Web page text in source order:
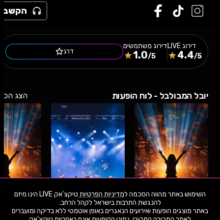
השימוש באתר מהווה הסכמה למדיניות הפרטיות
טיקצ'אק LIVE הינו מיזם
באתר מוצגים הופעות ואירועים הנאגרים באופן אוטמטי ללא בדיקה ומועברים
הקשב
דירוג
4.4/5
דירוג משתמשים
1.0/5
דרג
יובל המבולבל - לוח הופעות הצג הכל
09.8.26 שישי 24.8.26